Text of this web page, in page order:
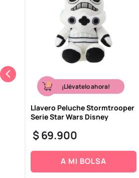
¡Llévatelo ahora!
Llavero Peluche Stormtrooper
Serie Star Wars Disney
$69.900
A MI BOLSA